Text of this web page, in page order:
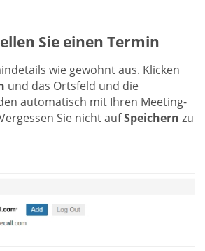
Sie einen Termin
wie gewohnt aus. Klicken
und das Ortsfeld und die
automatisch mit Ihren Meeting-
Sie nicht aufSpeichern zu